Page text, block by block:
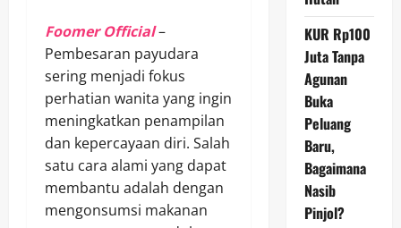
Foomer Official–
Pembesaran payudara
sering menjadi fokus
perhatian wanita yang ingin
meningkatkan penampilan
dan kepercayaan diri. Salah
satu cara alami yang dapat
membantu adalah dengan
mengonsumsi makanan
KUR Rp100
Juta Tanpa
Agunan
Buka
Peluang
Baru,
Bagaimana
Nasib
Pinjol?